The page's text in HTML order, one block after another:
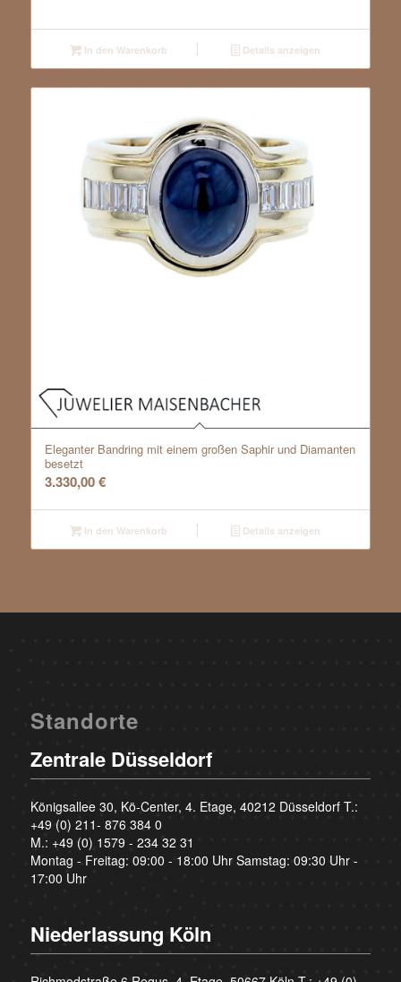
In den Warenkorb Details anzeigen
Eleganter Bandring mit einem großen Saphir und Diamanten
besetzt
3.330,00€
In den Warenkorb Details anzeigen
Standorte
Zentrale Düsseldorf
Königsallee 30, Kö-Center, 4. Etage, 40212 Düsseldorf T.:
+49 (0) 211- 876 384 0
M.: +49 (0) 1579 - 234 32 31
Montag - Freitag: 09:00 - 18:00 Uhr Samstag: 09:30 Uhr -
17:00 Uhr
Niederlassung Köln